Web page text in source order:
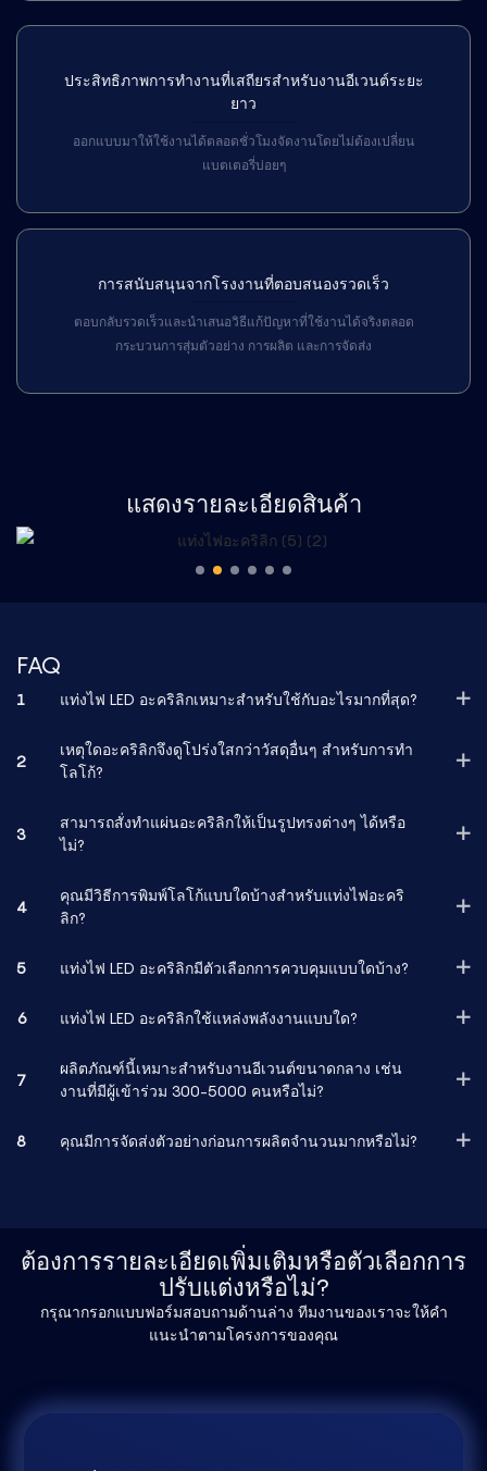
ประสิทธิภาพการทำงานที่เสถียรสำหรับงานอีเวนต์ระยะ
ยาว
ออกแบบมาให้ใช้งานได้ตลอดชั่วโมงจัดงานโดยไม่ต้องเปลี่ยน
แบตเตอรี่บ่อยๆ
การสนับสนุนจากโรงงานที่ตอบสนองรวดเร็ว
ตอบกลับรวดเร็วและนำเสนอวิธีแก้ปัญหาที่ใช้งานได้จริงตลอด
กระบวนการสุ่มตัวอย่าง การผลิต และการจัดส่ง
แสดงรายละเอียดสินค้า
FAQ
1 แท่งไฟ LED อะคริลิกเหมาะสำหรับใช้กับอะไรมากที่สุด?
2
เหตุใดอะคริลิกจึงดูโปร่งใสกว่าวัสดุอื่นๆ สำหรับการทำ
โลโก้?
3
สามารถสั่งทำแผ่นอะคริลิกให้เป็นรูปทรงต่างๆ ได้หรือ
ไม่?
4
คุณมีวิธีการพิมพ์โลโก้แบบใดบ้างสำหรับแท่งไฟอะคริ
ลิก?
5 แท่งไฟ LED อะคริลิกมีตัวเลือกการควบคุมแบบใดบ้าง?
6 แท่งไฟ LED อะคริลิกใช้แหล่งพลังงานแบบใด?
7
ผลิตภัณฑ์นี้เหมาะสำหรับงานอีเวนต์ขนาดกลาง เช่น
งานที่มีผู้เข้าร่วม 300-5000 คนหรือไม่?
8 คุณมีการจัดส่งตัวอย่างก่อนการผลิตจำนวนมากหรือไม่?
ต้องการรายละเอียดเพิ่มเติมหรือตัวเลือกการ
ปรับแต่งหรือไม่?
กรุณากรอกแบบฟอร์มสอบถามด้านล่าง ทีมงานของเราจะให้คำ
แนะนำตามโครงการของคุณ